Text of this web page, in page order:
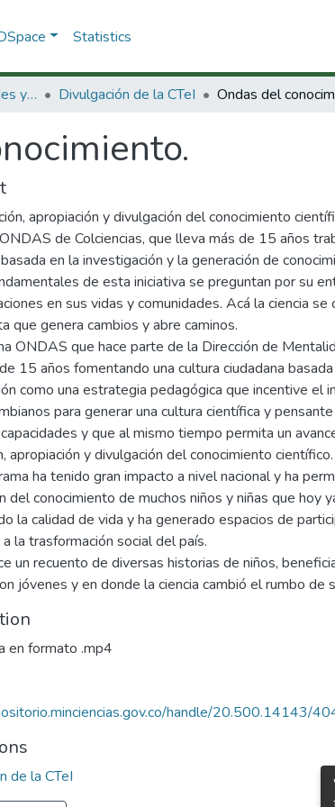
Statistics
Dirección de Capacidades y Divulgación de la CTeI Divulgación de la CTeI Ondas del
apropiación y divulgación del conocimiento
de Colciencias, que lleva más de 15 años
en la investigación y la generación de
de esta iniciativa se preguntan por su
en sus vidas y comunidades. Acá la ciencia se
que genera cambios y abre caminos.
ONDAS que hace parte de la Dirección de
15 años fomentando una cultura ciudadana
como una estrategia pedagógica que incentive el
para generar una cultura científica y
y que al mismo tiempo permita un
apropiación y divulgación del conocimiento científico.
ha tenido gran impacto a nivel nacional y ha
del conocimiento de muchos niños y niñas que hoy
la calidad de vida y ha generado espacios de
la trasformación social del país.
un recuento de diversas historias de niños,
jóvenes y en donde la ciencia cambió el rumbo de
en formato .mp4
handle/20.500.14143/
de la CTeI